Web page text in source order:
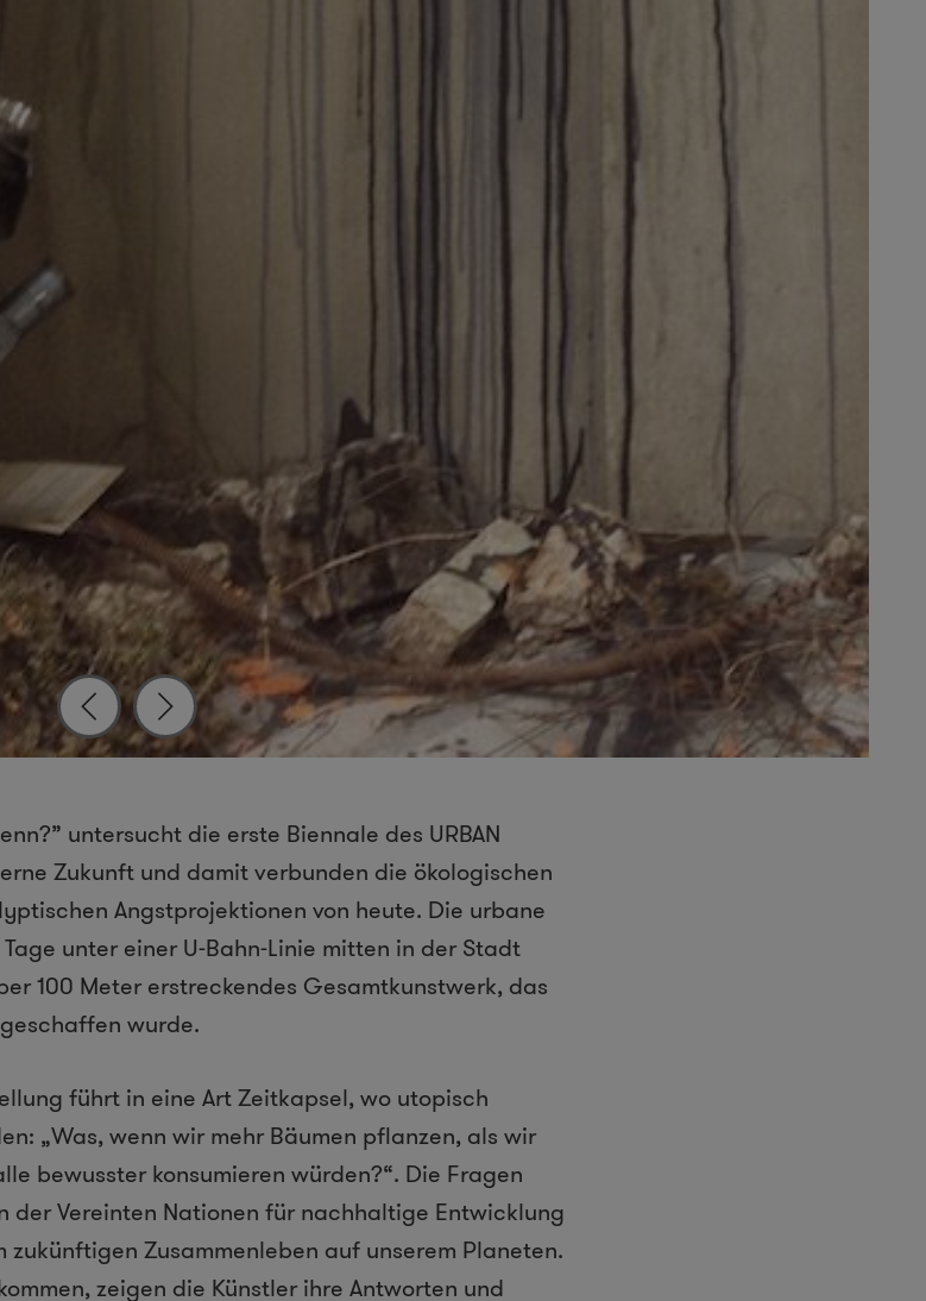
untersucht die erste Biennale des URBAN
Zukunft und damit verbunden die ökologischen
Angstprojektionen von heute. Die urbane
unter einer U-Bahn-Linie mitten in der Stadt
100 Meter erstreckendes Gesamtkunstwerk, das
wurde.
führt in eine Art Zeitkapsel, wo utopisch
„Was, wenn wir mehr Bäumen pflanzen, als wir
bewusster konsumieren würden?“. Die Fragen
der Vereinten Nationen für nachhaltige Entwicklung
Zusammenleben auf unserem Planeten.
zeigen die Künstler ihre Antworten und